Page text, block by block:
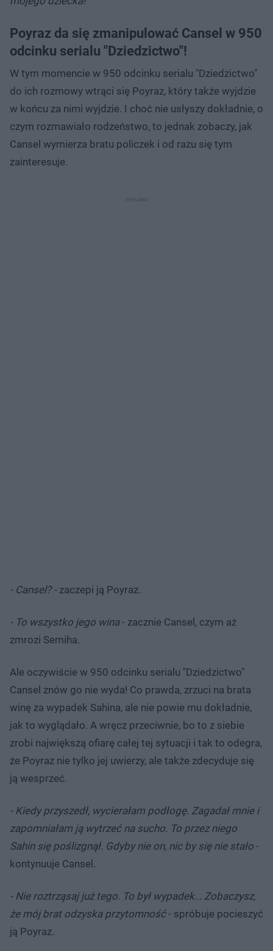
Poyraz da się zmanipulować Cansel w 950
odcinku serialu "Dziedzictwo"!
W tym momencie w 950 odcinku serialu "Dziedzictwo"
do ich rozmowy wtrąci się Poyraz, który także wyjdzie
w końcu za nimi wyjdzie. I choć nie usłyszy dokładnie, o
czym rozmawiało rodzeństwo, to jednak zobaczy, jak
Cansel wymierza bratu policzek i od razu się tym
zainteresuje.
- Cansel? -zaczepi ją Poyraz.
- To wszystko jego wina- zacznie Cansel, czym aż
zmrozi Semiha.
Ale oczywiście w 950 odcinku serialu "Dziedzictwo"
Cansel znów go nie wyda! Co prawda, zrzuci na brata
winę za wypadek Sahina, ale nie powie mu dokładnie,
jak to wyglądało. A wręcz przeciwnie, bo to z siebie
zrobi największą ofiarę całej tej sytuacji i tak to odegra,
że Poyraz nie tylko jej uwierzy, ale także zdecyduje się
ją wesprzeć.
- Kiedy przyszedł, wycierałam podłogę. Zagadał mnie i
zapomniałam ją wytrzeć na sucho. To przez niego
Sahin się poślizgnął. Gdyby nie on, nic by się nie stało -
kontynuuje Cansel.
- Nie roztrząsaj już tego. To był wypadek... Zobaczysz,
że mój brat odzyska przytomność- spróbuje pocieszyć
ją Poyraz.